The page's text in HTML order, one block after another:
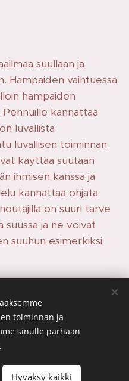
suullaan ja
Hampaiden vaihtuessa
hampaiden
kannattaa
luvallista
luvallisen toiminnan
käyttää suutaan
ihmisen kanssa ja
kannattaa ohjata
on suuri tarve
suussa ja ne voivat
suuhun esimerkiksi
oikeudet pidätetään.
toiminnan ja
sinulle parhaan
Hyväksy kaikki